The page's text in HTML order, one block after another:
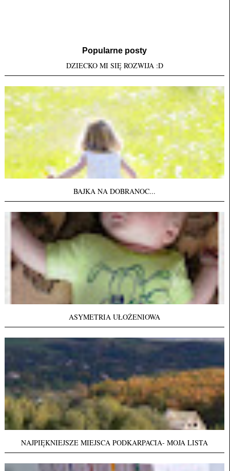
Popularne posty
DZIECKO MI SIĘ ROZWIJA :D
BAJKA NA DOBRANOC...
ASYMETRIA UŁOŻENIOWA
NAJPIĘKNIEJSZE MIEJSCA PODKARPACIA- MOJA LISTA